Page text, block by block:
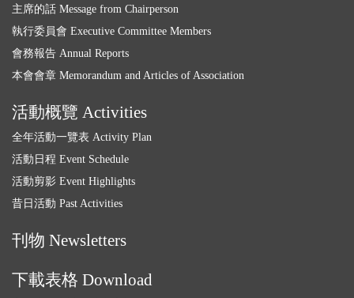
主席的話 Message from Chairperson
執行委員會 Executive Committee Members
會務報告 Annual Reports
本會會章 Memorandum and Articles of Association
活動概覽 Activities
全年活動一覽表 Activity Plan
活動日程 Event Schedule
活動剪影 Event Highlights
昔日活動 Past Activities
刊物 Newsletters
下載表格 Download